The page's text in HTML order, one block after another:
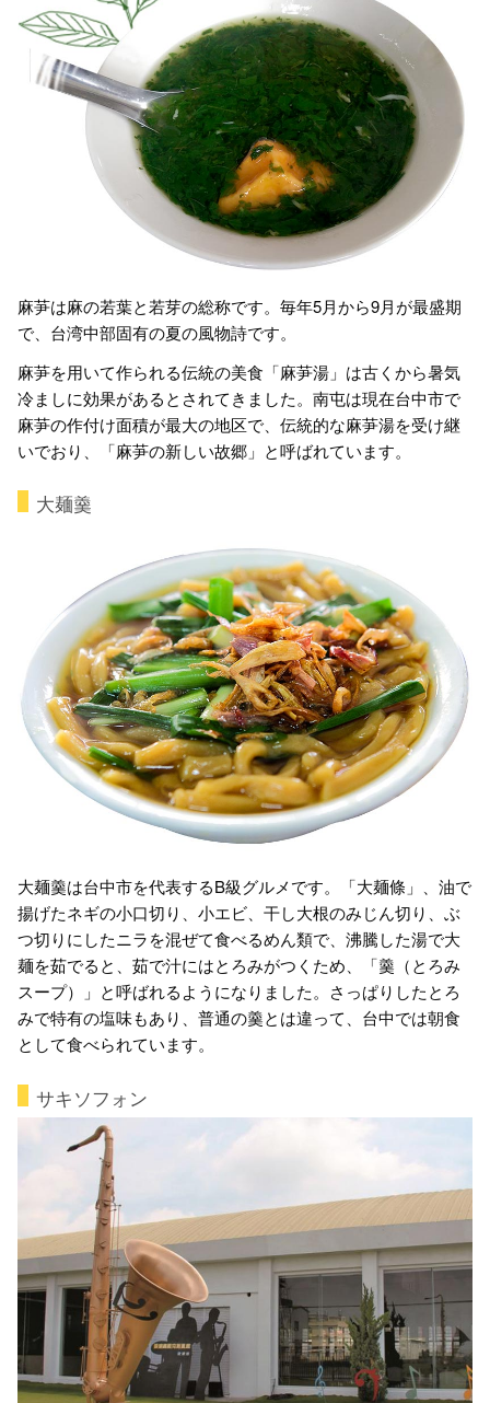
麻芛は麻の若葉と若芽の総称です。毎年5月から9月が最盛期
で、台湾中部固有の夏の風物詩です。
麻芛を用いて作られる伝統の美食「麻芛湯」は古くから暑気
冷ましに効果があるとされてきました。南屯は現在台中市で
麻芛の作付け面積が最大の地区で、伝統的な麻芛湯を受け継
いでおり、「麻芛の新しい故郷」と呼ばれています。
大麺羹
大麺羹は台中市を代表するB級グルメです。「大麺條」、油で
揚げたネギの小口切り、小エビ、干し大根のみじん切り、ぶ
つ切りにしたニラを混ぜて食べるめん類で、沸騰した湯で大
麺を茹でると、茹で汁にはとろみがつくため、「羹（とろみ
スープ）」と呼ばれるようになりました。さっぱりしたとろ
みで特有の塩味もあり、普通の羹とは違って、台中では朝食
として食べられています。
サキソフォン